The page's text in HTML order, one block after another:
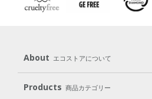
About エコストアについて
メッセージ ブランドストーリー
Products 商品カテゴリー